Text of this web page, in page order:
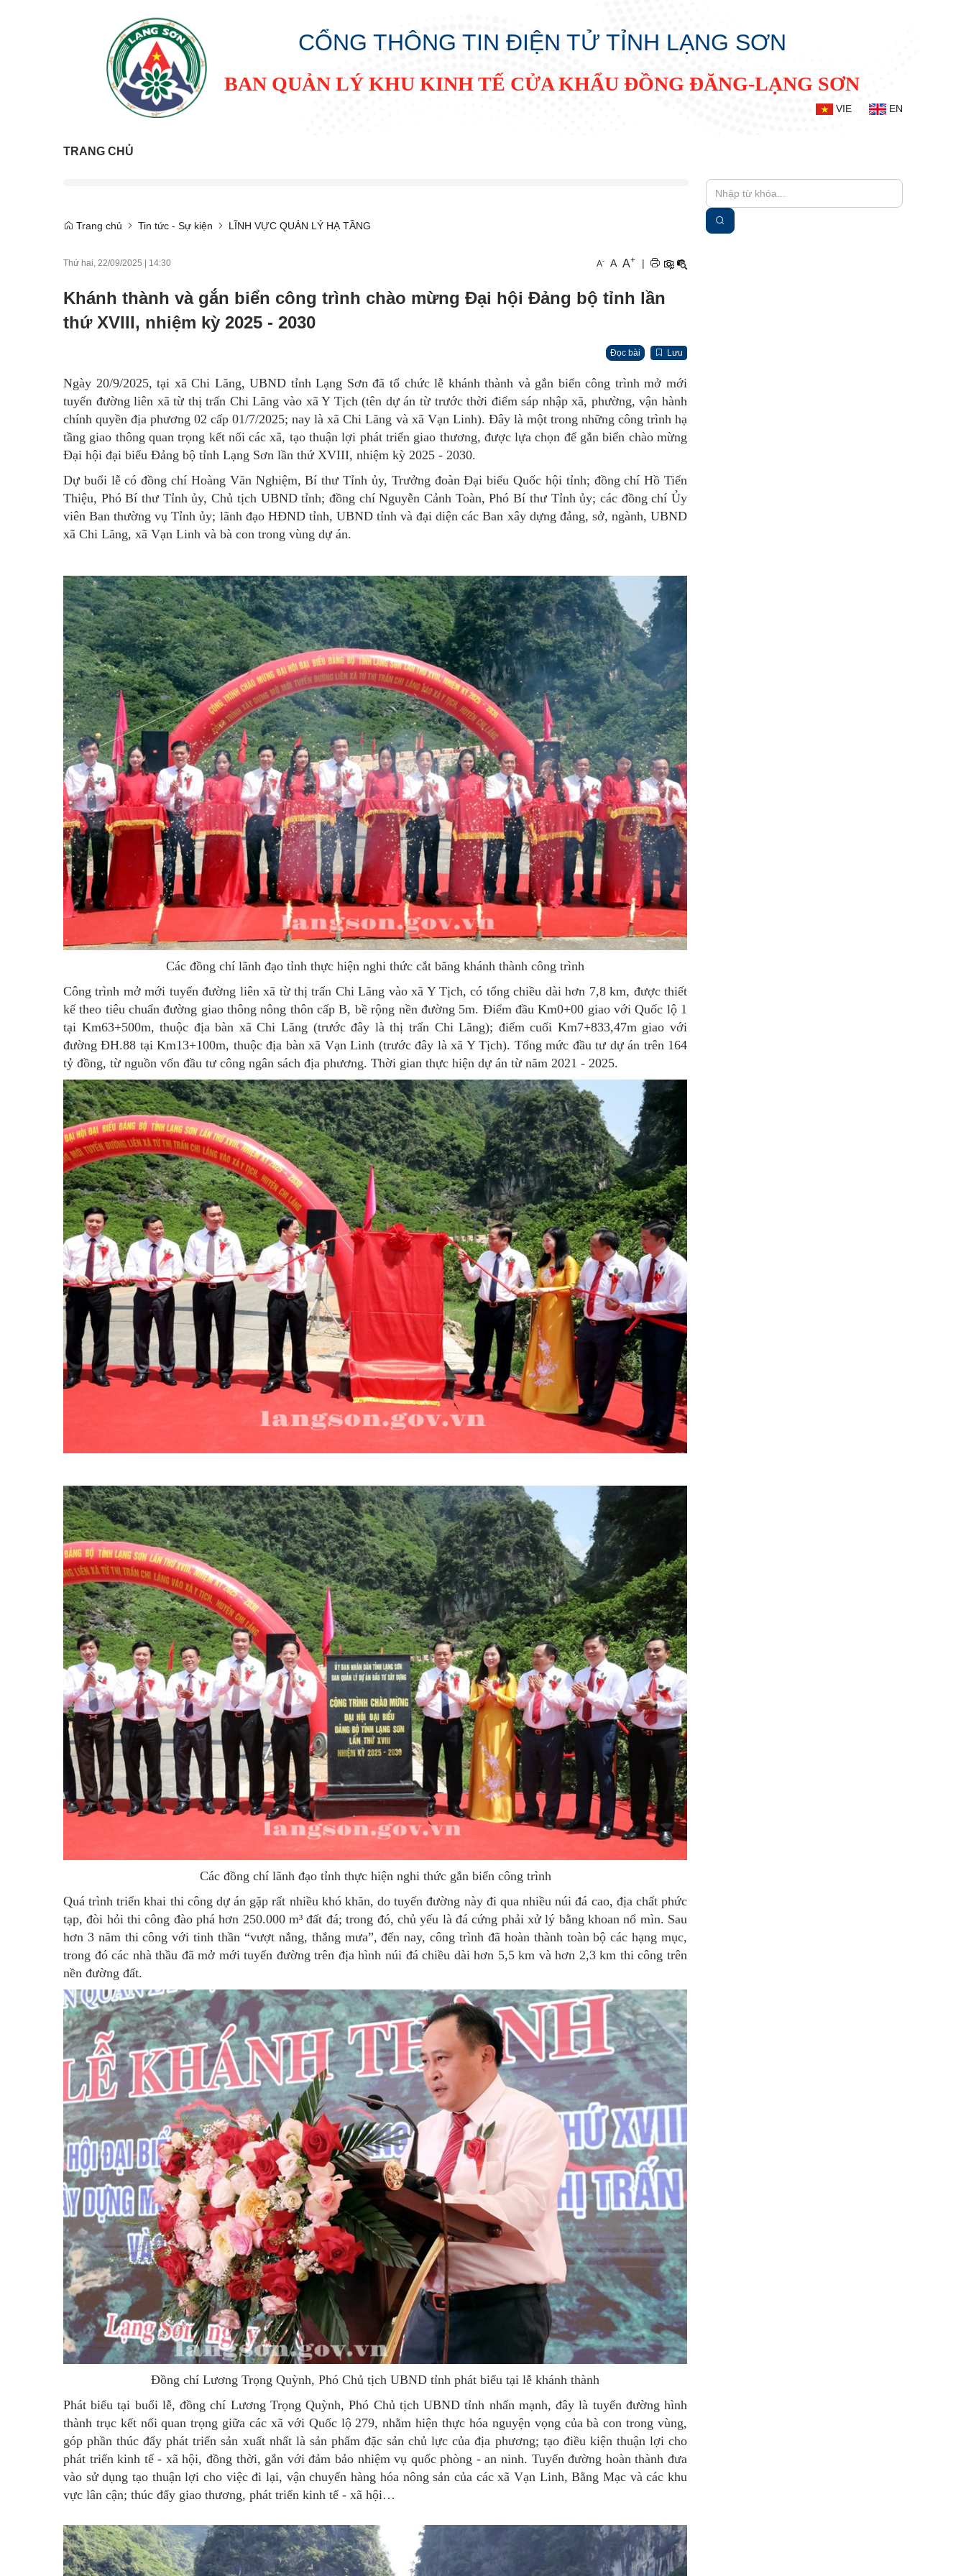
CỔNG THÔNG TIN ĐIỆN TỬ TỈNH LẠNG SƠN
BAN QUẢN LÝ KHU KINH TẾ CỬA KHẨU ĐỒNG ĐĂNG-LẠNG SƠN
VIE EN
TRANG CHỦ
Trang chủ Tin tức - Sự kiện LĨNH VỰC QUẢN LÝ HẠ TẦNG
Thứ hai, 22/09/2025 | 14:30 A- A A+ |
Khánh thành và gắn biển công trình chào mừng Đại hội Đảng bộ tỉnh lần
thứ XVIII, nhiệm kỳ 2025 - 2030
Đọc bài Lưu
Ngày 20/9/2025, tại xã Chi Lăng, UBND tỉnh Lạng Sơn đã tổ chức lễ khánh thành và gắn biển công trình mở mới
tuyến đường liên xã từ thị trấn Chi Lăng vào xã Y Tịch (tên dự án từ trước thời điểm sáp nhập xã, phường, vận hành
chính quyền địa phương 02 cấp 01/7/2025; nay là xã Chi Lăng và xã Vạn Linh). Đây là một trong những công trình hạ
tầng giao thông quan trọng kết nối các xã, tạo thuận lợi phát triển giao thương, được lựa chọn để gắn biển chào mừng
Đại hội đại biểu Đảng bộ tỉnh Lạng Sơn lần thứ XVIII, nhiệm kỳ 2025 - 2030.
Dự buổi lễ có đồng chí Hoàng Văn Nghiệm, Bí thư Tỉnh ủy, Trưởng đoàn Đại biểu Quốc hội tỉnh; đồng chí Hồ Tiến
Thiệu, Phó Bí thư Tỉnh ủy, Chủ tịch UBND tỉnh; đồng chí Nguyễn Cảnh Toàn, Phó Bí thư Tỉnh ủy; các đồng chí Ủy
viên Ban thường vụ Tỉnh ủy; lãnh đạo HĐND tỉnh, UBND tỉnh và đại diện các Ban xây dựng đảng, sở, ngành, UBND
xã Chi Lăng, xã Vạn Linh và bà con trong vùng dự án.
Các đồng chí lãnh đạo tỉnh thực hiện nghi thức cắt băng khánh thành công trình
Công trình mở mới tuyến đường liên xã từ thị trấn Chi Lăng vào xã Y Tịch, có tổng chiều dài hơn 7,8 km, được thiết
kế theo tiêu chuẩn đường giao thông nông thôn cấp B, bề rộng nền đường 5m. Điểm đầu Km0+00 giao với Quốc lộ 1
tại Km63+500m, thuộc địa bàn xã Chi Lăng (trước đây là thị trấn Chi Lăng); điểm cuối Km7+833,47m giao với
đường ĐH.88 tại Km13+100m, thuộc địa bàn xã Vạn Linh (trước đây là xã Y Tịch). Tổng mức đầu tư dự án trên 164
tỷ đồng, từ nguồn vốn đầu tư công ngân sách địa phương. Thời gian thực hiện dự án từ năm 2021 - 2025.
Các đồng chí lãnh đạo tỉnh thực hiện nghi thức gắn biển công trình
Quá trình triển khai thi công dự án gặp rất nhiều khó khăn, do tuyến đường này đi qua nhiều núi đá cao, địa chất phức
tạp, đòi hỏi thi công đào phá hơn 250.000 m³ đất đá; trong đó, chủ yếu là đá cứng phải xử lý bằng khoan nổ mìn. Sau
hơn 3 năm thi công với tinh thần “vượt nắng, thắng mưa”, đến nay, công trình đã hoàn thành toàn bộ các hạng mục,
trong đó các nhà thầu đã mở mới tuyến đường trên địa hình núi đá chiều dài hơn 5,5 km và hơn 2,3 km thi công trên
nền đường đất.
Đồng chí Lương Trọng Quỳnh, Phó Chủ tịch UBND tỉnh phát biểu tại lễ khánh thành
Phát biểu tại buổi lễ, đồng chí Lương Trọng Quỳnh, Phó Chủ tịch UBND tỉnh nhấn mạnh, đây là tuyến đường hình
thành trục kết nối quan trọng giữa các xã với Quốc lộ 279, nhằm hiện thực hóa nguyện vọng của bà con trong vùng,
góp phần thúc đẩy phát triển sản xuất nhất là sản phẩm đặc sản chủ lực của địa phương; tạo điều kiện thuận lợi cho
phát triển kinh tế - xã hội, đồng thời, gắn với đảm bảo nhiệm vụ quốc phòng - an ninh. Tuyến đường hoàn thành đưa
vào sử dụng tạo thuận lợi cho việc đi lại, vận chuyển hàng hóa nông sản của các xã Vạn Linh, Bằng Mạc và các khu
vực lân cận; thúc đẩy giao thương, phát triển kinh tế - xã hội…